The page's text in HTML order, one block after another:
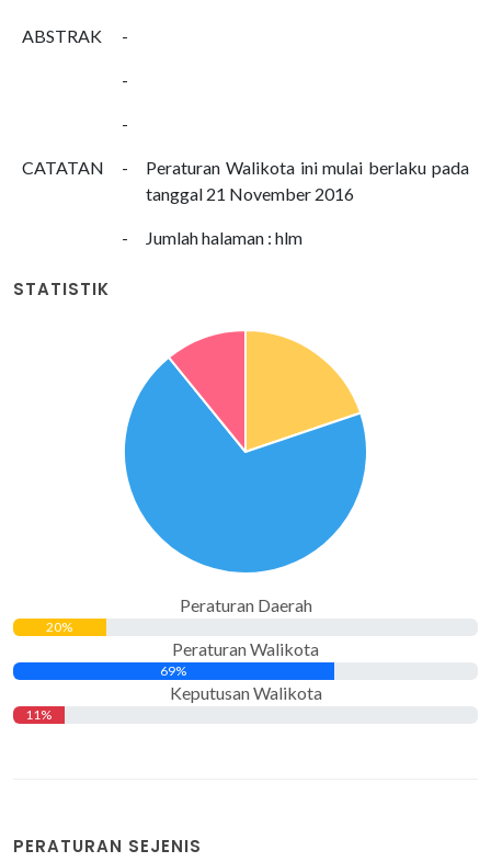
ABSTRAK -
-
-
CATATAN -
Peraturan Walikota ini mulai berlaku pada
tanggal 21 November 2016
- Jumlah halaman : hlm
STATISTIK
Peraturan Daerah
20%
Peraturan Walikota
69%
Keputusan Walikota
11%
PERATURAN SEJENIS